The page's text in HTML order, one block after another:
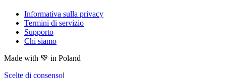
Informativa sulla privacy
Termini di servizio
Supporto
Chi siamo
Made with 💚 in Poland
Scelte di consenso|